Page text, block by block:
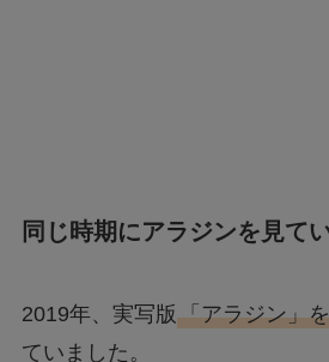
同じ時期にアラジンを見て
2019年、実写版「アラジン」
ていました。